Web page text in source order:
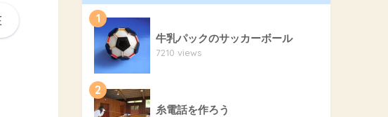
1
牛乳パックのサッカーボール
7210 views
2
糸電話を作ろう